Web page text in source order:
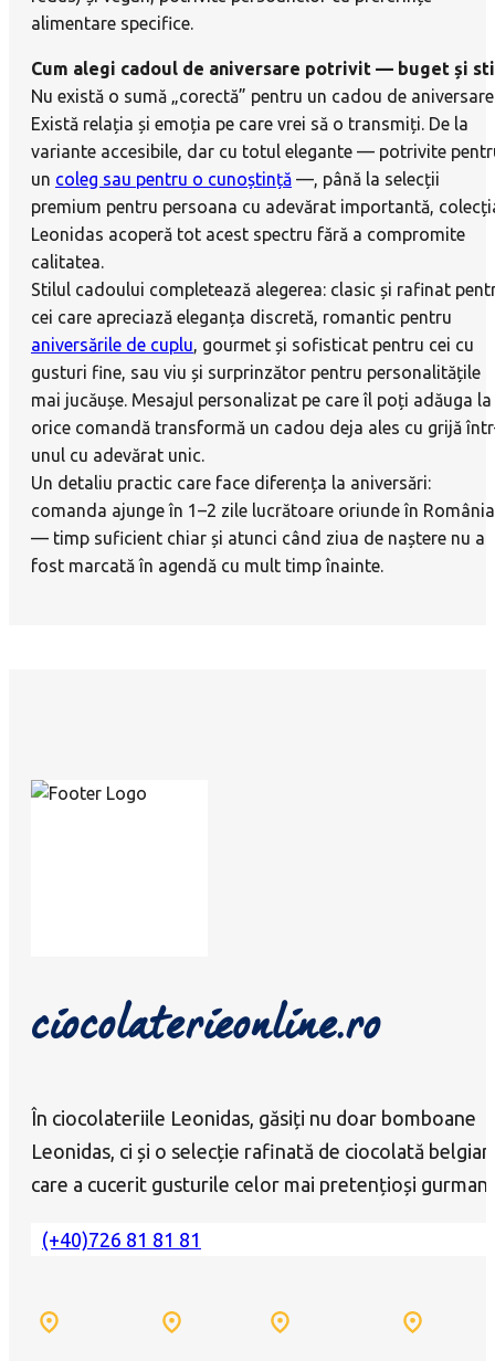
alimentare specifice.
Cum alegi cadoul de aniversare potrivit — buget și
Nu există o sumă „corectă” pentru un cadou de
Există relația și emoția pe care vrei să o transmiți. De la
variante accesibile, dar cu totul elegante — potrivite
un coleg sau pentru o cunoștință —, până la selecții
premium pentru persoana cu adevărat importantă,
Leonidas acoperă tot acest spectru fără a compromite
calitatea.
Stilul cadoului completează alegerea: clasic și rafinat
cei care apreciază eleganța discretă, romantic pentru
aniversările de cuplu, gourmet și sofisticat pentru cei cu
gusturi fine, sau viu și surprinzător pentru personalitățile
mai jucăușe. Mesajul personalizat pe care îl poți adăuga la
orice comandă transformă un cadou deja ales cu grijă
unul cu adevărat unic.
Un detaliu practic care face diferența la aniversări:
comanda ajunge în 1–2 zile lucrătoare oriunde în România
— timp suficient chiar și atunci când ziua de naștere nu a
fost marcată în agendă cu mult timp înainte.
ciocolaterieonline.ro
În ciocolateriile Leonidas, găsiți nu doar bomboane
Leonidas, ci și o selecție rafinată de ciocolată
care a cucerit gusturile celor mai pretențioși
(+40)726 81 81 81